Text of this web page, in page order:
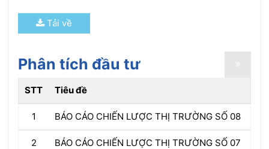
Tải về
Phân tích đầu tư
STT Tiêu đề
1 BÁO CÁO CHIẾN LƯỢC THỊ TRƯỜNG SỐ 08
2 BÁO CÁO CHIẾN LƯỢC THỊ TRƯỜNG SỐ 07